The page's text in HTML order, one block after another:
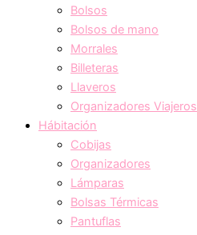
Bolsos
Bolsos de mano
Morrales
Billeteras
Llaveros
Organizadores Viajeros
Hábitación
Cobijas
Organizadores
Lámparas
Bolsas Térmicas
Pantuflas